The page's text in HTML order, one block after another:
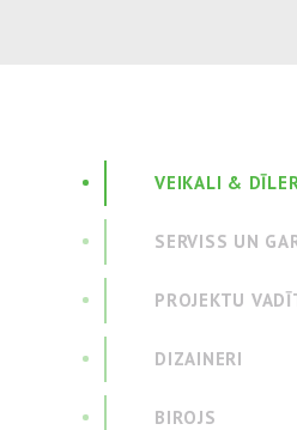
VEIKALI &
SERVISS UN
PROJEKTU
DIZAINERI
BIROJS